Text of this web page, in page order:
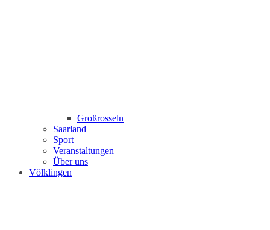
Großrosseln
Saarland
Sport
Veranstaltungen
Über uns
Völklingen